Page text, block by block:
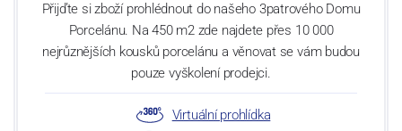
Přijďte si zboží prohlédnout do našeho 3patrového Domu
Porcelánu. Na 450 m2 zde najdete přes 10 000
nejrůznějších kousků porcelánu a věnovat se vám budou
pouze vyškolení prodejci.
Virtuální prohlídka